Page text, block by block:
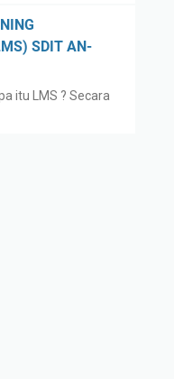
SDIT AN-
itu LMS ? Secara